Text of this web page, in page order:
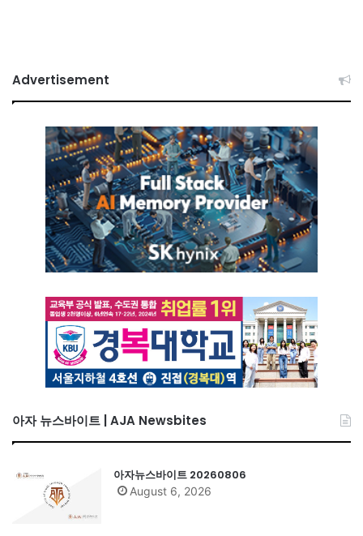
Advertisement
아자 뉴스바이트 | AJA Newsbites
아자뉴스바이트 20260806
August 6, 2026